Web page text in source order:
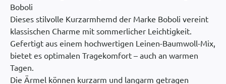
Boboli
Dieses stilvolle Kurzarmhemd der Marke Boboli vereint
klassischen Charme mit sommerlicher Leichtigkeit.
Gefertigt aus einem hochwertigen Leinen-Baumwoll-Mix,
bietet es optimalen Tragekomfort – auch an warmen
Tagen.
Die Ärmel können kurzarm und langarm getragen